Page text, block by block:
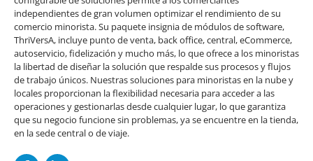
independientes de gran volumen optimizar el rendimiento de su
comercio minorista. Su paquete insignia de módulos de software,
ThriVersA, incluye punto de venta, back office, central, eCommerce,
autoservicio, fidelización y mucho más, lo que ofrece a los minoristas
la libertad de diseñar la solución que respalde sus procesos y flujos
de trabajo únicos. Nuestras soluciones para minoristas en la nube y
locales proporcionan la flexibilidad necesaria para acceder a las
operaciones y gestionarlas desde cualquier lugar, lo que garantiza
que su negocio funcione sin problemas, ya se encuentre en la tienda,
en la sede central o de viaje.